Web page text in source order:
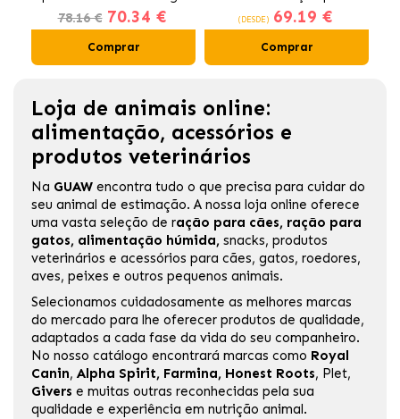
78.16 € 70.34 €
Comprar
Gatos Esterilizados
(DESDE) 69.19 €
Comprar
Loja de animais online:
alimentação, acessórios e
produtos veterinários
Na GUAW encontra tudo o que precisa para cuidar do
seu animal de estimação. A nossa loja online oferece
uma vasta seleção de ração para cães, ração para
gatos, alimentação húmida, snacks, produtos
veterinários e acessórios para cães, gatos, roedores,
aves, peixes e outros pequenos animais.
Selecionamos cuidadosamente as melhores marcas
do mercado para lhe oferecer produtos de qualidade,
adaptados a cada fase da vida do seu companheiro.
No nosso catálogo encontrará marcas como Royal
Canin, Alpha Spirit, Farmina, Honest Roots, Plet,
Givers e muitas outras reconhecidas pela sua
qualidade e experiência em nutrição animal.